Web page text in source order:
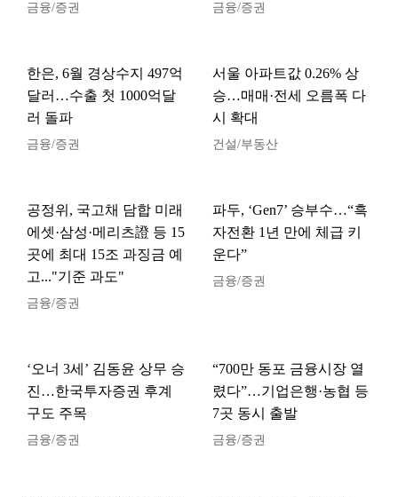
금융/증권 금융/증권
한은, 6월 경상수지 497억
달러…수출 첫 1000억달
러 돌파
금융/증권
서울 아파트값 0.26% 상
승…매매·전세 오름폭 다
시 확대
건설/부동산
공정위, 국고채 담합 미래
에셋·삼성·메리츠證 등 15
곳에 최대 15조 과징금 예
고..."기준 과도"
금융/증권
파두, ‘Gen7’ 승부수…“흑
자전환 1년 만에 체급 키
운다”
금융/증권
‘오너 3세’ 김동윤 상무 승
진…한국투자증권 후계
구도 주목
금융/증권
“700만 동포 금융시장 열
렸다”…기업은행·농협 등
7곳 동시 출발
금융/증권